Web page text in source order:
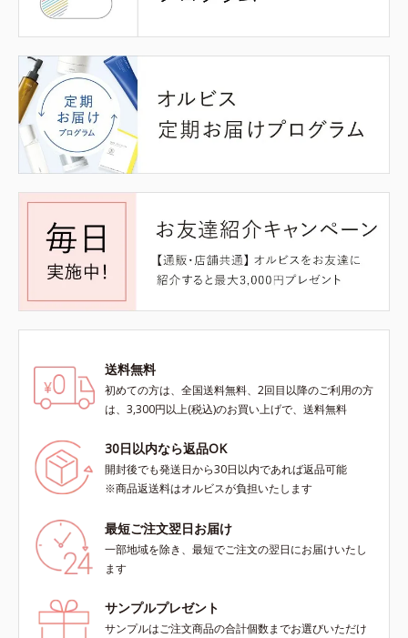
送料無料
初めての方は、全国送料無料、2回目以降のご利用の方
は、3,300円以上(税込)のお買い上げで、送料無料
30日以内なら返品OK
開封後でも発送日から30日以内であれば返品可能
※商品返送料はオルビスが負担いたします
最短ご注文翌日お届け
一部地域を除き、最短でご注文の翌日にお届けいたし
ます
サンプルプレゼント
サンプルはご注文商品の合計個数までお選びいただけ